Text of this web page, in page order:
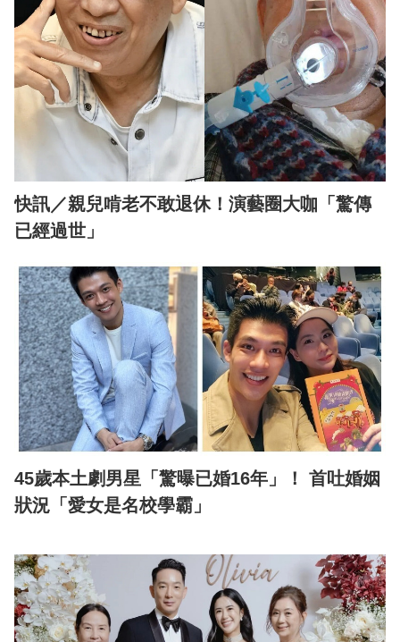
快訊／親兒啃老不敢退休！演藝圈大咖「驚傳
已經過世」
45歲本土劇男星「驚曝已婚16年」！ 首吐婚姻
狀況「愛女是名校學霸」